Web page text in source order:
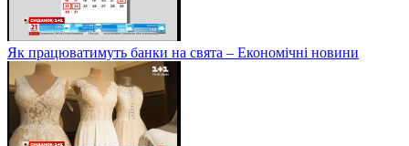
Як працюватимуть банки на свята – Економічні новини